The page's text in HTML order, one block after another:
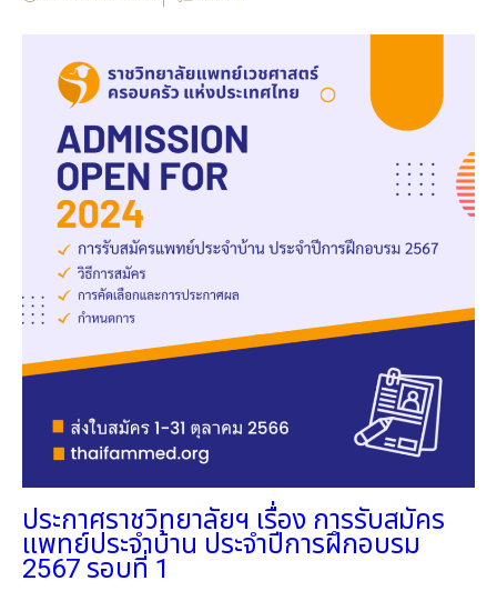
ประกาศราชวิทยาลัยฯ​ เรื่อง การรับสมัคร
แพทย์ประจำบ้าน ประจำปีการฝึกอบรม
2567 รอบที่ 1